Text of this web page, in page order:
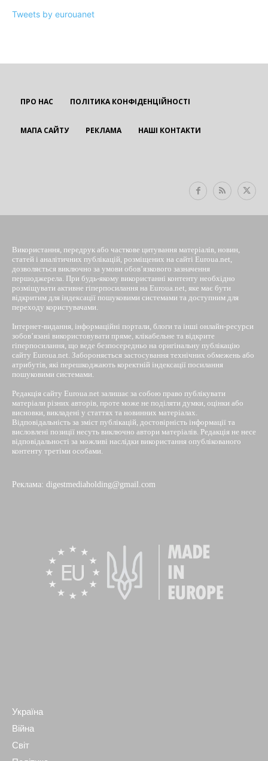
Tweets by eurouanet
ПРО НАС ПОЛІТИКА КОНФІДЕНЦІЙНОСТІ
МАПА САЙТУ РЕКЛАМА НАШІ КОНТАКТИ
Використання, передрук або часткове цитування матеріалів, новин,
статей і аналітичних публікацій, розміщених на сайті Euroua.net,
дозволяється виключно за умови обов’язкового зазначення
першоджерела. При будь-якому використанні контенту необхідно
розміщувати активне гіперпосилання на Euroua.net, яке має бути
відкритим для індексації пошуковими системами та доступним для
переходу користувачами.
Інтернет-видання, інформаційні портали, блоги та інші онлайн-ресурси
зобов’язані використовувати пряме, клікабельне та відкрите
гіперпосилання, що веде безпосередньо на оригінальну публікацію
сайту Euroua.net. Забороняється застосування технічних обмежень або
атрибутів, які перешкоджають коректній індексації посилання
пошуковими системами.
Редакція сайту Euroua.net залишає за собою право публікувати
матеріали різних авторів, проте може не поділяти думки, оцінки або
висновки, викладені у статтях та новинних матеріалах.
Відповідальність за зміст публікацій, достовірність інформації та
висловлені позиції несуть виключно автори матеріалів. Редакція не несе
відповідальності за можливі наслідки використання опублікованого
контенту третіми особами.
Реклама: digestmediaholding@gmail.com
Україна
Війна
Світ